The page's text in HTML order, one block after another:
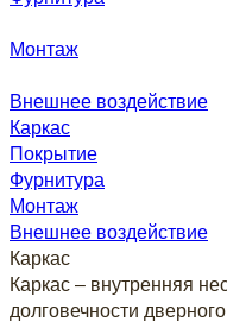
Монтаж
Внешнее воздействие
Каркас
Покрытие
Фурнитура
Монтаж
Внешнее воздействие
Каркас
Каркас – внутренняя
долговечности